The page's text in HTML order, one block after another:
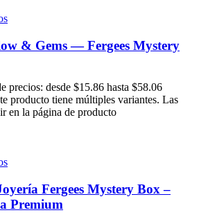
& Gems — Fergees Mystery
precios: desde $15.86 hasta $58.06
producto tiene múltiples variantes. Las
en la página de producto
Fergees Mystery Box –
Premium